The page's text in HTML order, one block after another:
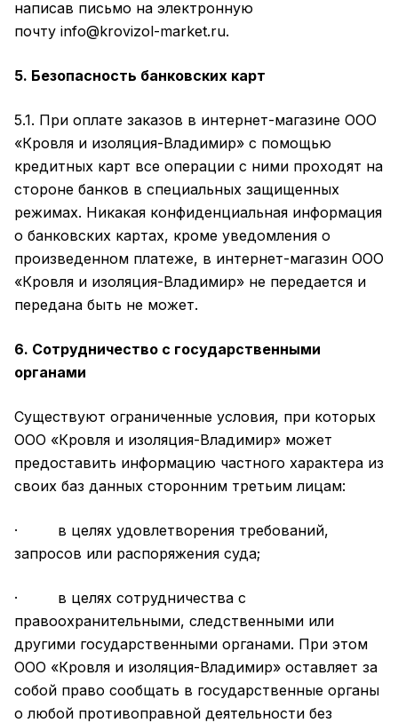
написав письмо на электронную
почту info@krovizol-market.ru.
5. Безопасность банковских карт
5.1. При оплате заказов в интернет-магазине ООО
«Кровля и изоляция-Владимир» с помощью
кредитных карт все операции с ними проходят на
стороне банков в специальных защищенных
режимах. Никакая конфиденциальная информация
о банковских картах, кроме уведомления о
произведенном платеже, в интернет-магазин ООО
«Кровля и изоляция-Владимир» не передается и
передана быть не может.
6. Сотрудничество с государственными
органами
Существуют ограниченные условия, при которых
ООО «Кровля и изоляция-Владимир» может
предоставить информацию частного характера из
своих баз данных сторонним третьим лицам:
· в целях удовлетворения требований,
запросов или распоряжения суда;
· в целях сотрудничества с
правоохранительными, следственными или
другими государственными органами. При этом
ООО «Кровля и изоляция-Владимир» оставляет за
собой право сообщать в государственные органы
о любой противоправной деятельности без